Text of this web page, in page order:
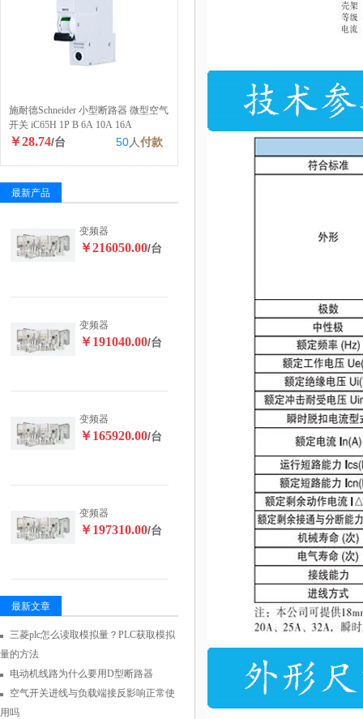
施耐德Schneider 小型断路器 微型空气
开关 iC65H 1P B 6A 10A 16A
￥28.74/台 50人付款
最新产品
变频器
￥216050.00/台
变频器
￥191040.00/台
变频器
￥165920.00/台
变频器
￥197310.00/台
最新文章
三菱plc怎么读取模拟量？PLC获取模拟
量的方法
电动机线路为什么要用D型断路器
空气开关进线与负载端接反影响正常使
用吗